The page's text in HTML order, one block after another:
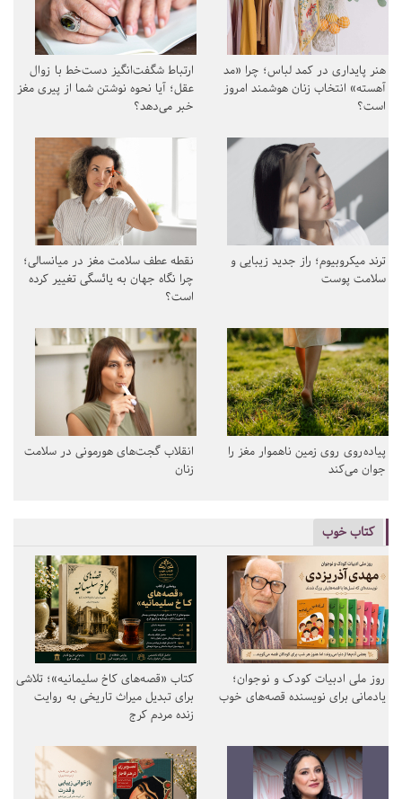
هنر پایداری در کمد لباس؛ چرا «مد
آهسته» انتخاب زنان هوشمند امروز
است؟
ارتباط شگفت‌انگیز دست‌خط با زوال
عقل؛ آیا نحوه نوشتن شما از پیری مغز
خبر می‌دهد؟
ترند میکروبیوم؛ راز جدید زیبایی و
سلامت پوست
نقطه عطف سلامت مغز در میانسالی؛
چرا نگاه جهان به یائسگی تغییر کرده
است؟
پیاده‌روی روی زمین ناهموار مغز را
جوان می‌کند
انقلاب گجت‌های هورمونی در سلامت
زنان
کتاب خوب
روز ملی ادبیات کودک و نوجوان؛
یادمانی برای نویسنده قصه‌های خوب
کتاب «قصه‌های کاخ سلیمانیه»؛ تلاشی
برای تبدیل میراث تاریخی به روایت
زنده مردم کرج